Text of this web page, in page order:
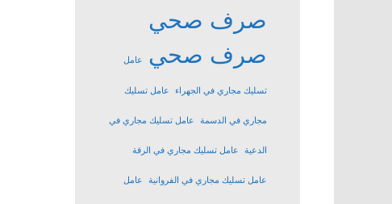
صرف صحي
صرف صحي
عامل
تسليك مجاري في الجهراء عامل تسليك
مجاري في الدسمة عامل تسليك مجاري في
الدعية عامل تسليك مجاري في الرقة
عامل تسليك مجاري في الفروانية عامل